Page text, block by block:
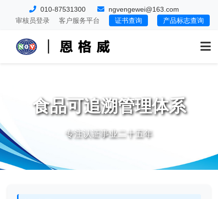
010-87531300
ngvengewei@163.com
审核员登录
客户服务平台 证书查询 产品标志查询
食品可追溯管理体系
专注认证事业二十五年